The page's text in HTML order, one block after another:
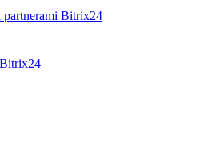
partnerami Bitrix24